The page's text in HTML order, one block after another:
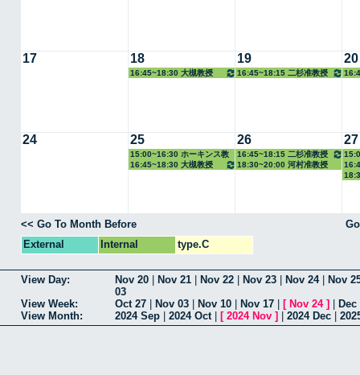
17 18
16:45~18:30 大槻教授
19
16:45~18:15 二杉准教授
20
24 25
15:00~16:30 ホーキンス教
授
16:45~18:30 大槻教授
26
16:45~18:15 二杉准教授
18:30~20:00 河村准教授
27
<< Go To Month Before
External
Internal type.C
View Day: Nov 20 Nov 21 Nov 22 Nov 23 Nov 24|
Nov
03
View Week:
Oct 27 Nov 03 Nov 10 Nov 17 [ Nov 24]
Dec
View Month:
2024 Sep 2024 Oct [ 2024 Nov ] 2024 Dec